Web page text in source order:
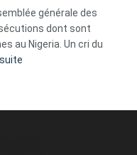
ses
tripes »
générale des
dont sont
au Nigeria. Un cri du